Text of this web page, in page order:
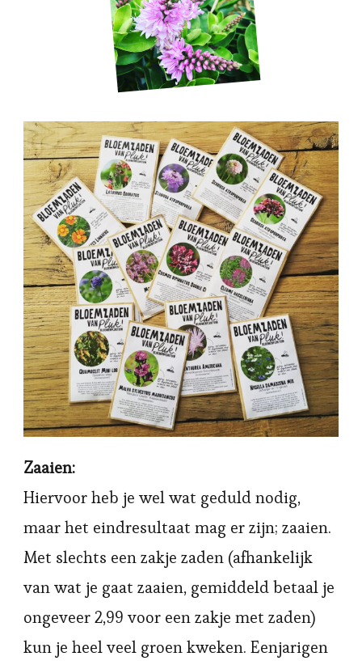
Zaaien:
Hiervoor heb je wel wat geduld nodig,
maar het eindresultaat mag er zijn; zaaien.
Met slechts een zakje zaden (afhankelijk
van wat je gaat zaaien, gemiddeld betaal je
ongeveer 2,99 voor een zakje met zaden)
kun je heel veel groen kweken. Eenjarigen